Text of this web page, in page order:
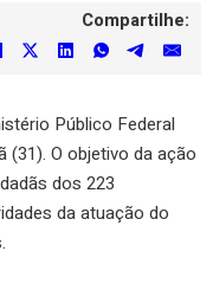
Compartilhe:
Público Federal
(31). O objetivo da ação
dos 223
da atuação do